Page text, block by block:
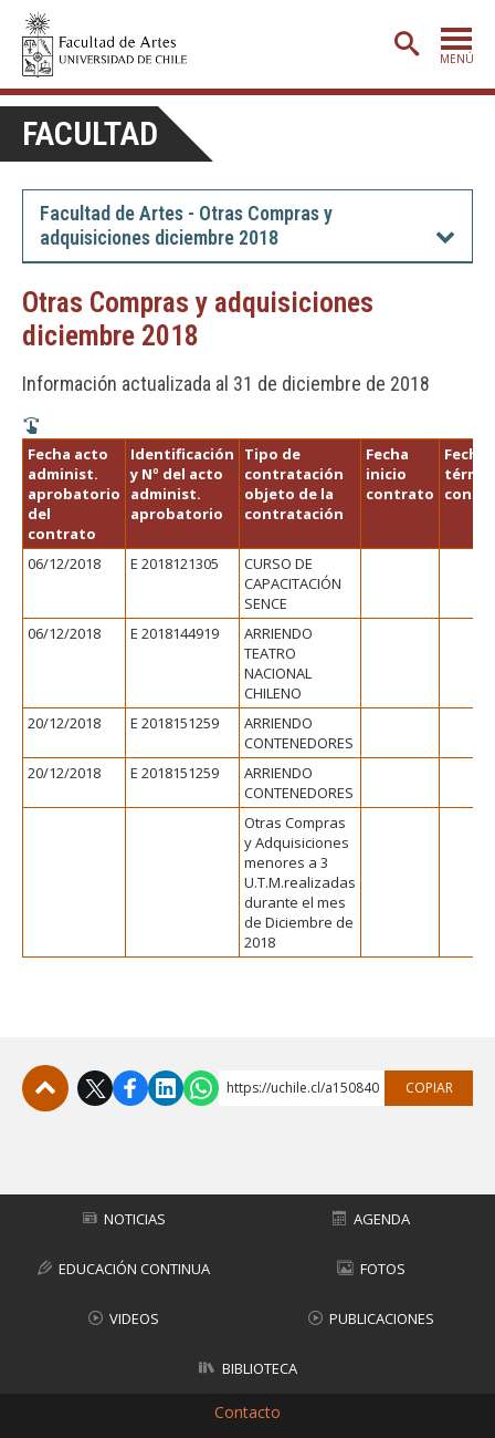
MENÚ
ADMISIÓN
ETAPA BÁSICA
CARRERAS
POSTGRADO
CREACIÓNE INVESTIGACIÓN
DEPARTAMENTOS
FACULTAD
Estudiantes
FACULTAD
Facultad de Artes - Otras Compras y
adquisiciones diciembre 2018
Otras Compras y adquisiciones
diciembre 2018
Información actualizada al 31 de diciembre de 2018
Fecha acto
administ.
aprobatorio
del
contrato
Identificación
y Nº del acto
administ.
aprobatorio
Tipo de
contratación
objeto de la
contratación
Fecha
inicio
contrato
Fecha
06/12/2018 E 2018121305
CURSO DE
CAPACITACIÓN
SENCE
06/12/2018
E 2018144919
ARRIENDO
TEATRO
NACIONAL
CHILENO
20/12/2018
E 2018151259
ARRIENDO
CONTENEDORES
20/12/2018
E 2018151259
ARRIENDO
CONTENEDORES
Otras Compras
y Adquisiciones
menores a 3
U.T.M.realizadas
durante el mes
de Diciembre de
2018
https://uchile.cl/a150840 COPIAR
NOTICIAS AGENDA
EDUCACIÓN CONTINUA FOTOS
VIDEOS PUBLICACIONES
BIBLIOTECA
Contacto